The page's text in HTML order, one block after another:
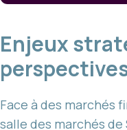
Enjeux
Face à des marchés
salle des marchés